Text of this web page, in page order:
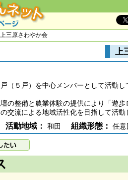
三原さわやか会
上
（５戸）を中心メンバーとして活動
の整備と農業体験の提供により「遊
交流による地域活性化を目指して活動
活動地域： 和田 組織形態： 任意